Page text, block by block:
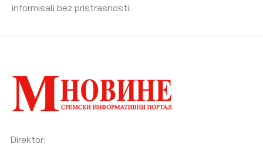
informisali bez pristrasnosti.
Direktor: